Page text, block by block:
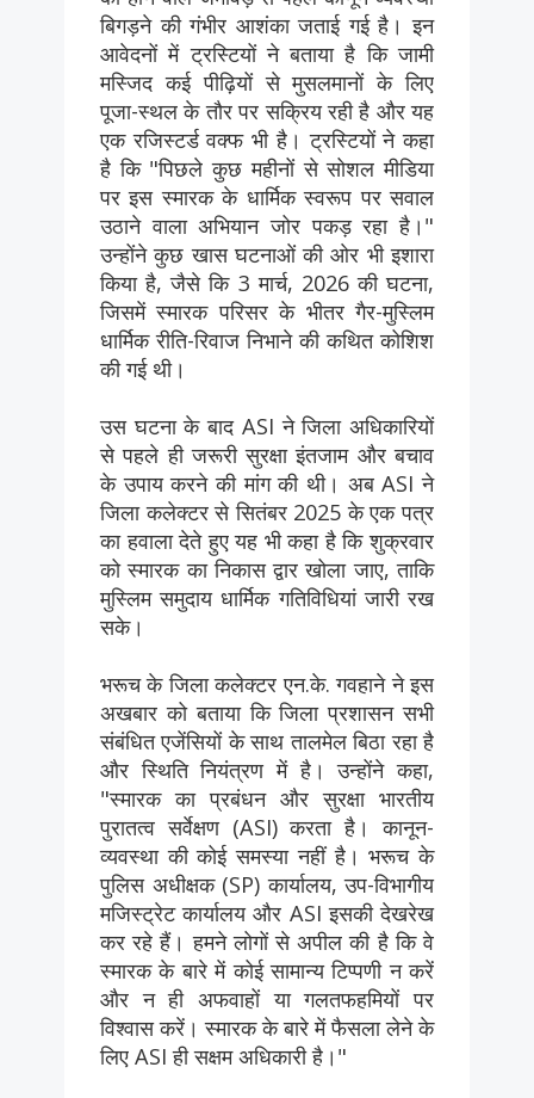
बिगड़ने की गंभीर आशंका जताई गई है। इन
आवेदनों में ट्रस्टियों ने बताया है कि जामी
मस्जिद कई पीढ़ियों से मुसलमानों के लिए
पूजा-स्थल के तौर पर सक्रिय रही है और यह
एक रजिस्टर्ड वक्फ भी है। ट्रस्टियों ने कहा
है कि "पिछले कुछ महीनों से सोशल मीडिया
पर इस स्मारक के धार्मिक स्वरूप पर सवाल
उठाने वाला अभियान जोर पकड़ रहा है।"
उन्होंने कुछ खास घटनाओं की ओर भी इशारा
किया है, जैसे कि 3 मार्च, 2026 की घटना,
जिसमें स्मारक परिसर के भीतर गैर-मुस्लिम
धार्मिक रीति-रिवाज निभाने की कथित कोशिश
की गई थी।
उस घटना के बाद ASI ने जिला अधिकारियों
से पहले ही जरूरी सुरक्षा इंतजाम और बचाव
के उपाय करने की मांग की थी। अब ASI ने
जिला कलेक्टर से सितंबर 2025 के एक पत्र
का हवाला देते हुए यह भी कहा है कि शुक्रवार
को स्मारक का निकास द्वार खोला जाए, ताकि
मुस्लिम समुदाय धार्मिक गतिविधियां जारी रख
सके।
भरूच के जिला कलेक्टर एन.के. गवहाने ने इस
अखबार को बताया कि जिला प्रशासन सभी
संबंधित एजेंसियों के साथ तालमेल बिठा रहा है
और स्थिति नियंत्रण में है। उन्होंने कहा,
"स्मारक का प्रबंधन और सुरक्षा भारतीय
पुरातत्व सर्वेक्षण (ASI) करता है। कानून-
व्यवस्था की कोई समस्या नहीं है। भरूच के
पुलिस अधीक्षक (SP) कार्यालय, उप-विभागीय
मजिस्ट्रेट कार्यालय और ASI इसकी देखरेख
कर रहे हैं। हमने लोगों से अपील की है कि वे
स्मारक के बारे में कोई सामान्य टिप्पणी न करें
और न ही अफवाहों या गलतफहमियों पर
विश्वास करें। स्मारक के बारे में फैसला लेने के
लिए ASI ही सक्षम अधिकारी है।"